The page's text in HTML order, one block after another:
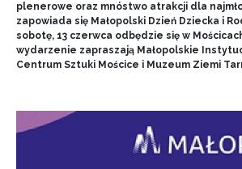
plenerowe oraz mnóstwo atrakcji dla
zapowiada się Małopolski Dzień Dziecka i
sobotę, 13 czerwca odbędzie się w
wydarzenie zapraszają Małopolskie
Centrum Sztuki Mościce i Muzeum Ziemi